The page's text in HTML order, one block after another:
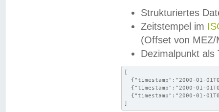
Strukturiertes
Zeitstempel im
(Offset von MEZ/
Dezimalpunkt als
[
{"timestamp":"2000-01-
{"timestamp":"2000-01-
{"timestamp":"2000-01-
]